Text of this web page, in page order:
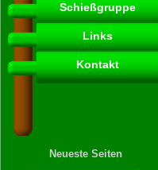
Schießgruppe
Links
Kontakt
Neueste Seiten